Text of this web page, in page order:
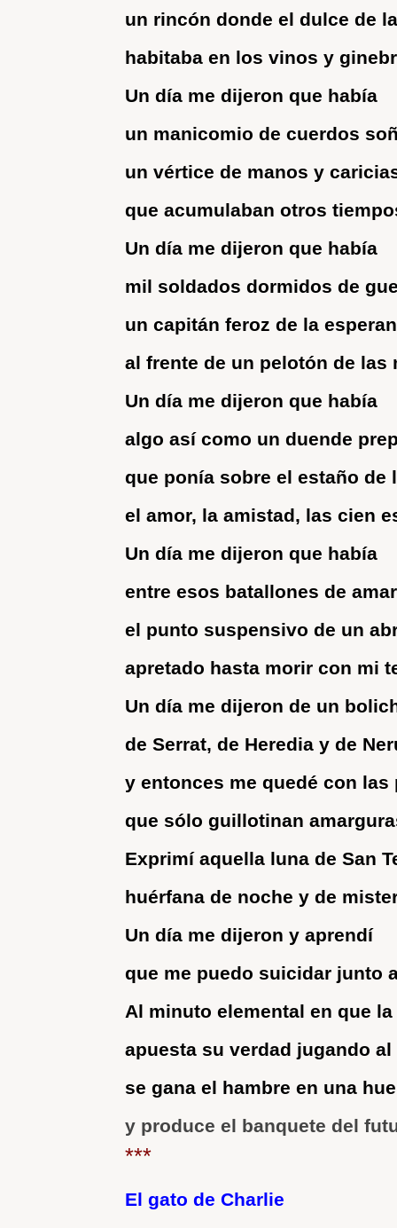
un rincón donde el dulce de
habitaba en los vinos y
Un día me dijeron que había
un manicomio de cuerdos
un vértice de manos y
que acumulaban otros
Un día me dijeron que había
mil soldados dormidos de
un capitán feroz de la
al frente de un pelotón de las
Un día me dijeron que había
algo así como un duende
que ponía sobre el estaño de
el amor, la amistad, las cien
Un día me dijeron que había
entre esos batallones de
el punto suspensivo de un
apretado hasta morir con mi
Un día me dijeron de un
de Serrat, de Heredia y de
y entonces me quedé con las
que sólo guillotinan
Exprimí aquella luna de San
huérfana de noche y de
Un día me dijeron y aprendí
que me puedo suicidar junto
Al minuto elemental en que
apuesta su verdad jugando al
se gana el hambre en una
y produce el banquete del
***
El gato de Charlie